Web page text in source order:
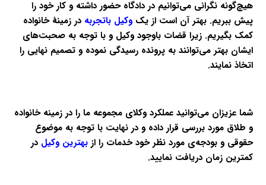
هیچ‌گونه نگرانی می‌توانیم در دادگاه حضور داشته و کار خود را
پیش ببریم. بهتر آن است از یکوکیل باتجربهدر زمینهٔ خانواده
کمک بگیریم. زیرا قضات باوجود وکیل و با توجه به صحبت‌های
ایشان بهتر می‌توانند به پرونده رسیدگی نموده و تصمیم نهایی را
اتخاذ نمایند.
شما عزیزان می‌توانید عملکرد وکلای مجموعه ما را در زمینه خانواده
و طلاق مورد بررسی قرار داده و در نهایت با توجه به موضوع
حقوقی و بودجه‌ی مورد نظر خود خدمات را از بهترین وکیل در
کمترین زمان دریافت نمایید.